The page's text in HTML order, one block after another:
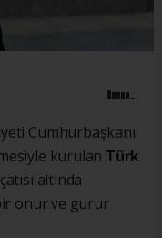
Cumhurbaşkanı
kurulan Türk
çatısı altında
onur ve gurur